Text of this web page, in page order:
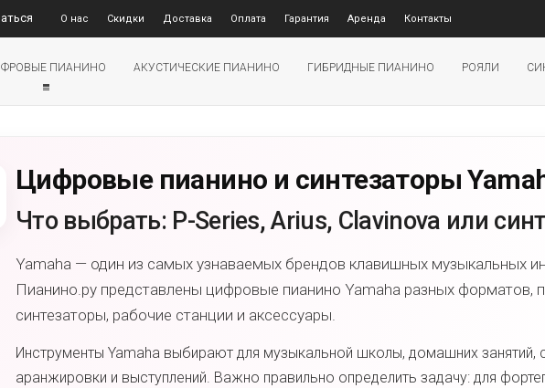
О нас Скидки Доставка Оплата Гарантия Аренда Контакты
ПИАНИНО АКУСТИЧЕСКИЕ ПИАНИНО ГИБРИДНЫЕ ПИАНИНО РОЯЛИ
Цифровые пианино и синтезаторы
Что выбрать: P-Series, Arius, Clavinova или
Yamaha — один из самых узнаваемых брендов клавишных музыкальных
Пианино.ру представлены цифровые пианино Yamaha разных форматов,
синтезаторы, рабочие станции и аксессуары.
Инструменты Yamaha выбирают для музыкальной школы, домашних занятий,
аранжировки и выступлений. Важно правильно определить задачу: для